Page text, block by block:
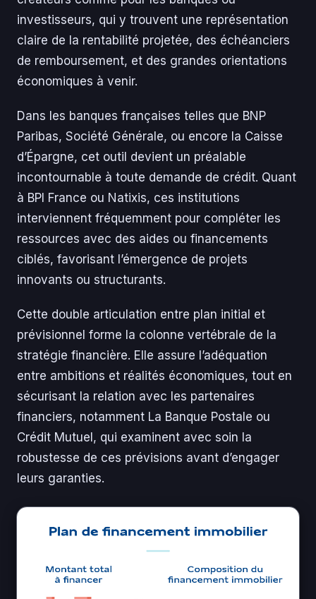
investisseurs, qui y trouvent une représentation
claire de la rentabilité projetée, des échéanciers
de remboursement, et des grandes orientations
économiques à venir.
Dans les banques françaises telles que BNP
Paribas, Société Générale, ou encore la Caisse
d’Épargne, cet outil devient un préalable
incontournable à toute demande de crédit. Quant
à BPI France ou Natixis, ces institutions
interviennent fréquemment pour compléter les
ressources avec des aides ou financements
ciblés, favorisant l’émergence de projets
innovants ou structurants.
Cette double articulation entre plan initial et
prévisionnel forme la colonne vertébrale de la
stratégie financière. Elle assure l’adéquation
entre ambitions et réalités économiques, tout en
sécurisant la relation avec les partenaires
financiers, notamment La Banque Postale ou
Crédit Mutuel, qui examinent avec soin la
robustesse de ces prévisions avant d’engager
leurs garanties.